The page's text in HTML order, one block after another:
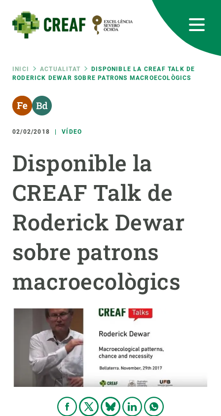
contingut
Fil
d'ariadna
INICI ACTUALITAT
DISPONIBLE LA CREAF TALK DE
RODERICK DEWAR SOBRE PATRONS MACROECOLÒGICS
02/02/2018 VÍDEO
Disponible la
CREAF Talk de
Roderick Dewar
sobre patrons
macroecològics
RRSS
Featured
responsive
INTRANET
Responsive
menu
CIÈNCIA EN ACCIÓ
UNEIX-TE A NOSALTRES
PARTICIPA